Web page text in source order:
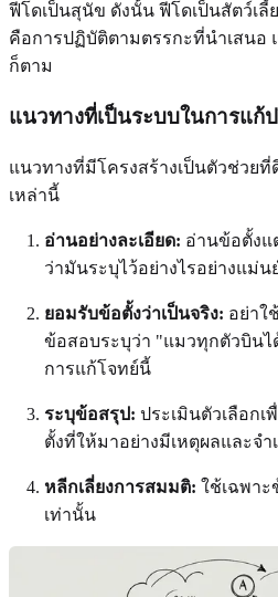
ฟีโดเป็นสุนัข ดังนั้น ฟีโดเป็นสัตว์เ
คือการปฏิบัติตามตรรกะที่นำเสนอ
ก็ตาม
แนวทางที่เป็นระบบในการแก้
แนวทางที่มีโครงสร้างเป็นตัวช่ว
เหล่านี้
อ่านอย่างละเอียด: อ่านข้อตั้งแ
ว่ามันระบุไว้อย่างไรอย่างแม่น
ยอมรับข้อตั้งว่าเป็นจริง: อย่าใ
ข้อสอบระบุว่า "แมวทุกตัวบิน
การแก้โจทย์นี้
ระบุข้อสรุป: ประเมินตัวเลือก
ตั้งที่ให้มาอย่างมีเหตุผลและจำ
หลีกเลี่ยงการสมมติ: ใช้เฉพา
เท่านั้น